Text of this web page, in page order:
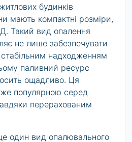
будинків
мають компактні розміри,
Такий вид опалення
не лише забезпечувати
надходженням
паливний ресурс
ощадливо. Ця
популярною серед
перерахованим
один вид опалювального